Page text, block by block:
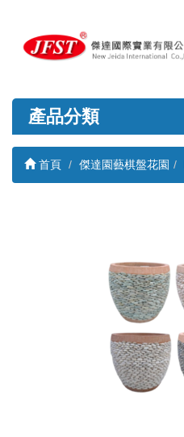
產品分類
首頁 傑達園藝棋盤花園